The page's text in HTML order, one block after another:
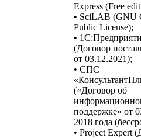
Express (Free
• SciLAB (GNU
Public License);
•
(Договор
от 03.12.2021);
• СПС
(«Договор об
поддержке» от
2018 года
• Project Expert